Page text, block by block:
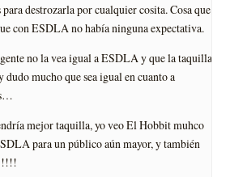
destrozarla por cualquier cosita. Cosa que
con ESDLA no había ninguna expectativa.
no la vea igual a ESDLA y que la taquilla
mucho que sea igual en cuanto a
mejor taquilla, yo veo El Hobbit muhco
para un público aún mayor, y también